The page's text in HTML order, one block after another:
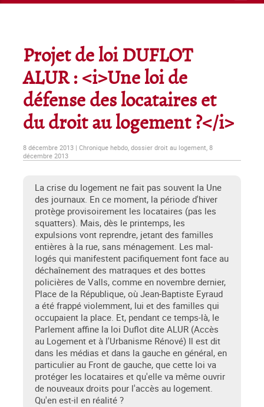
Projet de loi DUFLOT
ALUR : <i>Une loi de
défense des locataires et
du droit au logement ?</i>
8 décembre 2013 | Chronique hebdo, dossier droit au logement, 8
décembre 2013
La crise du logement ne fait pas souvent la Une
des journaux. En ce moment, la période d'hiver
protège provisoirement les locataires (pas les
squatters). Mais, dès le printemps, les
expulsions vont reprendre, jetant des familles
entières à la rue, sans ménagement. Les mal-
logés qui manifestent pacifiquement font face au
déchaînement des matraques et des bottes
policières de Valls, comme en novembre dernier,
Place de la République, où Jean-Baptiste Eyraud
a été frappé violemment, lui et des familles qui
occupaient la place. Et, pendant ce temps-là, le
Parlement affine la loi Duflot dite ALUR (Accès
au Logement et à l'Urbanisme Rénové) Il est dit
dans les médias et dans la gauche en général, en
particulier au Front de gauche, que cette loi va
protéger les locataires et qu'elle va même ouvrir
de nouveaux droits pour l'accès au logement.
Qu'en est-il en réalité ?